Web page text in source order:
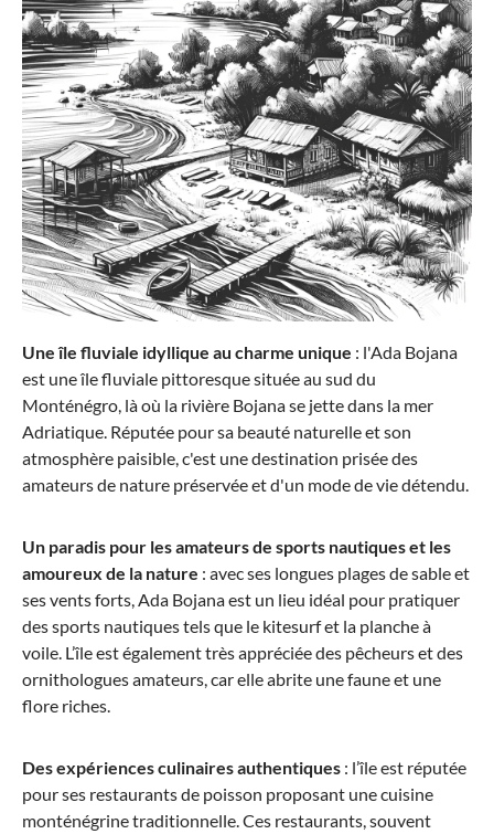
Une île fluviale idyllique au charme unique : l'Ada Bojana
est une île fluviale pittoresque située au sud du
Monténégro, là où la rivière Bojana se jette dans la mer
Adriatique. Réputée pour sa beauté naturelle et son
atmosphère paisible, c'est une destination prisée des
amateurs de nature préservée et d'un mode de vie détendu.
Un paradis pour les amateurs de sports nautiques et les
amoureux de la nature : avec ses longues plages de sable et
ses vents forts, Ada Bojana est un lieu idéal pour pratiquer
des sports nautiques tels que le kitesurf et la planche à
voile. L’île est également très appréciée des pêcheurs et des
ornithologues amateurs, car elle abrite une faune et une
flore riches.
Des expériences culinaires authentiques : l’île est réputée
pour ses restaurants de poisson proposant une cuisine
monténégrine traditionnelle. Ces restaurants, souvent